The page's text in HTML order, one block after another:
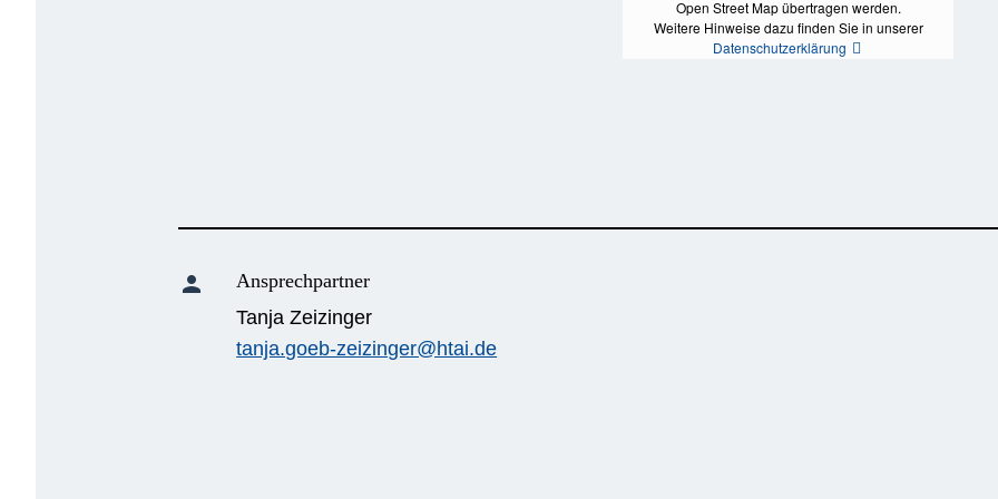
Open Street Map übertragen werden.
Weitere Hinweise dazu finden Sie in unserer
Datenschutzerklärung
person
Ansprechpartner
Tanja Zeizinger
tanja.goeb-zeizinger@htai.de